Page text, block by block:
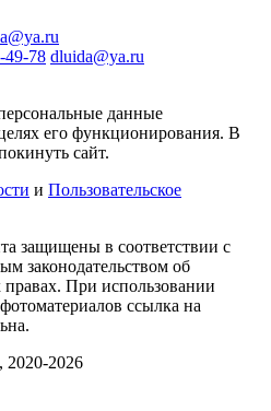
49-78 dluida@ya.ru
данные
его функционирования. В
сайт.
и Пользовательское
защищены в соответствии с
законодательством об
При использовании
ссылка на
2020-2026